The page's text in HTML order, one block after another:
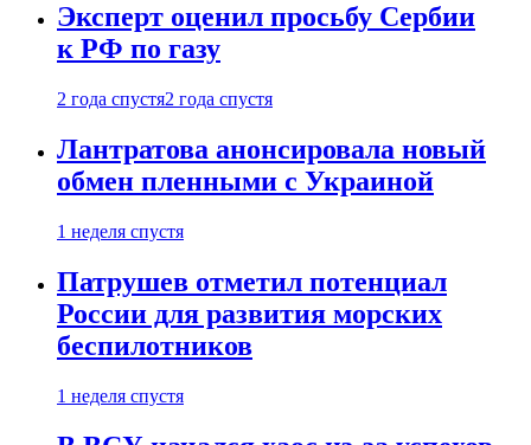
Эксперт оценил просьбу Сербии
к РФ по газу
2 года спустя2 года спустя
Лантратова анонсировала новый
обмен пленными с Украиной
1 неделя спустя
Патрушев отметил потенциал
России для развития морских
беспилотников
1 неделя спустя